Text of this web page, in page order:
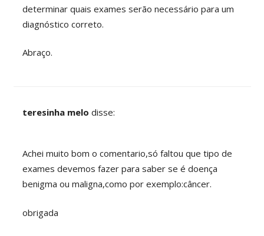
determinar quais exames serão necessário para um
diagnóstico correto.
Abraço.
teresinha melo disse:
Achei muito bom o comentario,só faltou que tipo de
exames devemos fazer para saber se é doença
benigma ou maligna,como por exemplo:câncer.
obrigada